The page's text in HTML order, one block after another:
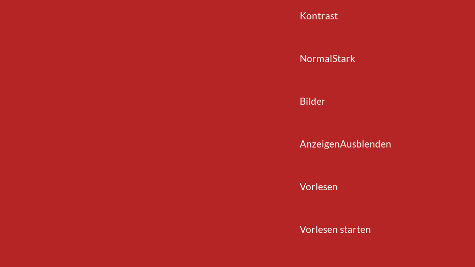
Kontrast
NormalStark
Bilder
AnzeigenAusblenden
Vorlesen
Vorlesen starten
über Privatpersonen werden nur an die Betroffenen direkt oder an Amtsstellen erteilt. Die
über geleistete oder ausstehende Zahlungen zur Gemeindesteuer wenden Sie sich bitte an den